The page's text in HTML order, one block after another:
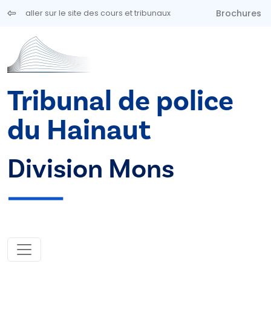
Aller au contenu principal
aller sur le site des cours et tribunaux Brochures
Tribunal de police
du Hainaut
Division Mons